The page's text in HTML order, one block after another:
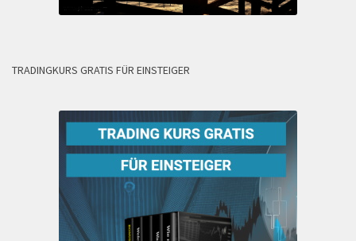
TRADINGKURS GRATIS FÜR EINSTEIGER